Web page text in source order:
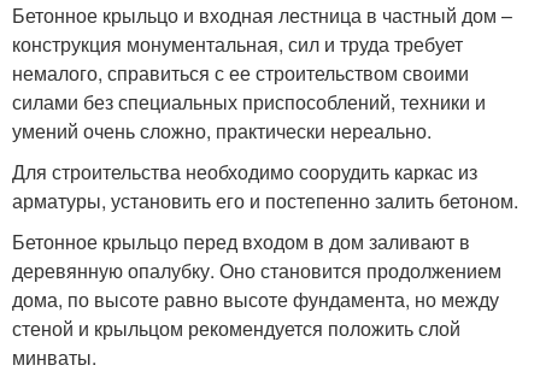
Бетонное крыльцо и входная лестница в частный дом –
конструкция монументальная, сил и труда требует
немалого, справиться с ее строительством своими
силами без специальных приспособлений, техники и
умений очень сложно, практически нереально.
Для строительства необходимо соорудить каркас из
арматуры, установить его и постепенно залить бетоном.
Бетонное крыльцо перед входом в дом заливают в
деревянную опалубку. Оно становится продолжением
дома, по высоте равно высоте фундамента, но между
стеной и крыльцом рекомендуется положить слой
минваты.